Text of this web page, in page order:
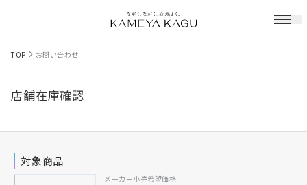
TOP お問い合わせ
店舗在庫確認
対象商品
メーカー小売希望価格